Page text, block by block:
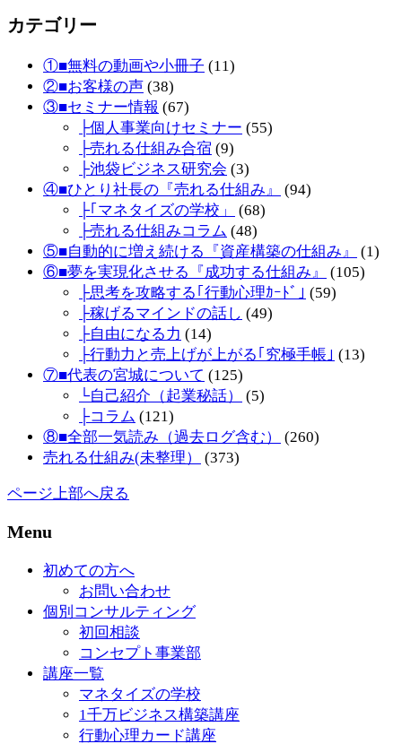
カテゴリー
①■無料の動画や小冊子 (11)
②■お客様の声 (38)
③■セミナー情報 (67)
├個人事業向けセミナー (55)
├売れる仕組み合宿 (9)
├池袋ビジネス研究会 (3)
④■ひとり社長の『売れる仕組み』
(94)
├｢マネタイズの学校」
(68)
├売れる仕組みコラム (48)
⑤■自動的に増え続ける『資産構築の仕組み』
(1)
⑥■夢を実現化させる『成功する仕組み』
(105)
├思考を攻略する｢行動心理ｶｰﾄﾞ｣ (59)
├稼げるマインドの話し (49)
├自由になる力 (14)
├行動力と売上げが上がる｢究極手帳｣ (13)
⑦■代表の宮城について (125)
└自己紹介（起業秘話）
(5)
├コラム (121)
⑧■全部一気読み（過去ログ含む）
(260)
売れる仕組み(未整理）
(373)
ページ上部へ戻る
Menu
初めての方へ
お問い合わせ
個別コンサルティング
初回相談
コンセプト事業部
講座一覧
マネタイズの学校
1千万ビジネス構築講座
行動心理カード講座